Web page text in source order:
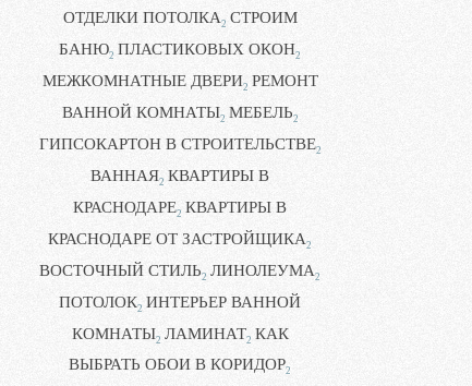
ОТДЕЛКИ ПОТОЛКА2 СТРОИМ
БАНЮ2 ПЛАСТИКОВЫХ ОКОН2
МЕЖКОМНАТНЫЕ ДВЕРИ2 РЕМОНТ
ВАННОЙ КОМНАТЫ2 МЕБЕЛЬ2
ГИПСОКАРТОН В СТРОИТЕЛЬСТВЕ2
ВАННАЯ2 КВАРТИРЫ В
КРАСНОДАРЕ2 КВАРТИРЫ В
КРАСНОДАРЕ ОТ ЗАСТРОЙЩИКА2
ВОСТОЧНЫЙ СТИЛЬ2 ЛИНОЛЕУМА2
ПОТОЛОК2 ИНТЕРЬЕР ВАННОЙ
КОМНАТЫ2 ЛАМИНАТ2 КАК
ВЫБРАТЬ ОБОИ В КОРИДОР2